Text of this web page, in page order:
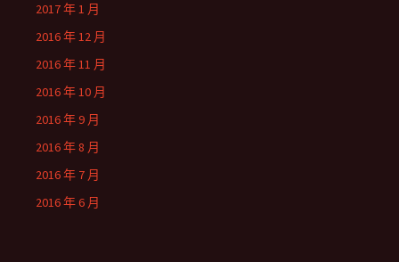
2017 年 1 月
2016 年 12 月
2016 年 11 月
2016 年 10 月
2016 年 9 月
2016 年 8 月
2016 年 7 月
2016 年 6 月